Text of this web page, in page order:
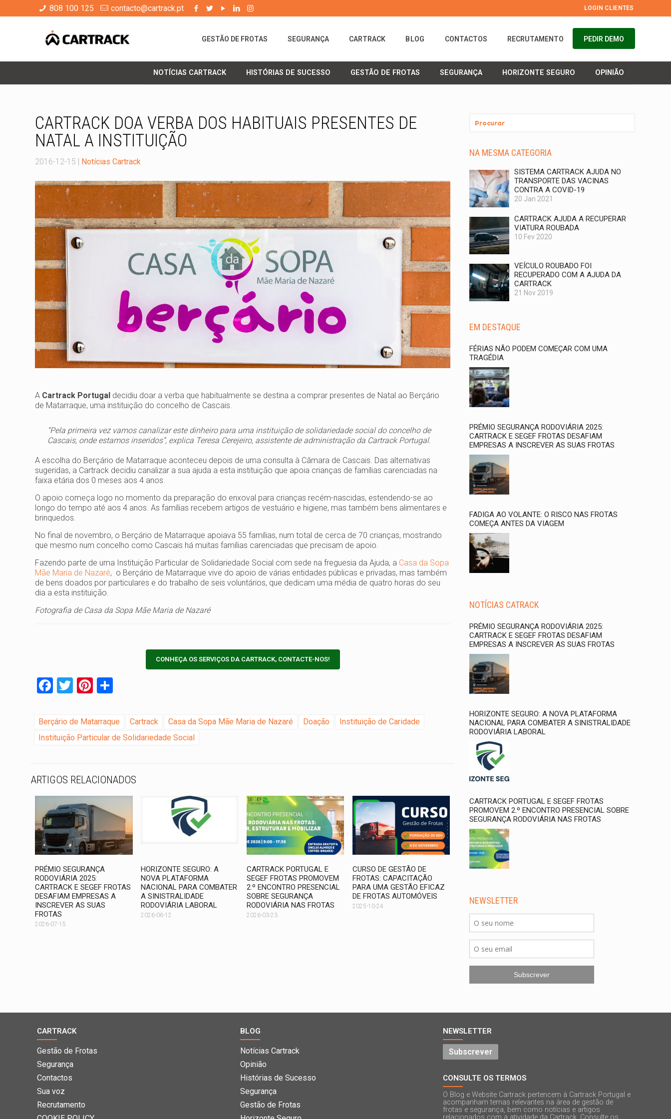
808 100 125 contacto@cartrack.pt LOGIN CLIENTES
GESTÃO DE FROTAS SEGURANÇA CARTRACK BLOG
NOTÍCIAS CARTRACK HISTÓRIAS DE SUCESSO GESTÃO DE FROTAS SEGURANÇA HORIZONTE SEGURO OPINIÃO
CONTACTOS RECRUTAMENTO PEDIR DEMO
CARTRACK DOA VERBA DOS HABITUAIS PRESENTES DE
NATAL A INSTITUIÇÃO
2016-12-15 | Notícias Cartrack
A Cartrack Portugal decidiu doar a verba que habitualmente se destina a comprar presentes de Natal ao Berçário
de Matarraque, uma instituição do concelho de Cascais.
“Pela primeira vez vamos canalizar este dinheiro para uma instituição de solidariedade social do concelho de
Cascais, onde estamos inseridos”, explica Teresa Cerejeiro, assistente de administração da Cartrack Portugal.
A escolha do Berçário de Matarraque aconteceu depois de uma consulta à Câmara de Cascais. Das alternativas
sugeridas, a Cartrack decidiu canalizar a sua ajuda a esta instituição que apoia crianças de famílias carenciadas na
faixa etária dos 0 meses aos 4 anos.
O apoio começa logo no momento da preparação do enxoval para crianças recém-nascidas, estendendo-se ao
longo do tempo até aos 4 anos. As famílias recebem artigos de vestuário e higiene, mas também bens alimentares e
brinquedos.
No final de novembro, o Berçário de Matarraque apoiava 55 famílias, num total de cerca de 70 crianças, mostrando
que mesmo num concelho como Cascais há muitas famílias carenciadas que precisam de apoio.
Fazendo parte de uma Instituição Particular de Solidariedade Social com sede na freguesia da Ajuda, a Casa da Sopa
Mãe Maria de Nazaré, o Berçário de Matarraque vive do apoio de várias entidades públicas e privadas, mas também
de bens doados por particulares e do trabalho de seis voluntários, que dedicam uma média de quatro horas do seu
dia a esta instituição.
Fotografia de Casa da Sopa Mãe Maria de Nazaré
CONHEÇA OS SERVIÇOS DA CARTRACK, CONTACTE-NOS!
Facebook
TwitterPinterest
Berçário de Matarraque Cartrack Casa da Sopa Mãe Maria de Nazaré Doação
Instituição de Caridade
Instituição Particular de Solidariedade Social
ARTIGOS RELACIONADOS
PRÉMIO SEGURANÇA
RODOVIÁRIA 2025:
CARTRACK E SEGEF FROTAS
DESAFIAM EMPRESAS A
INSCREVER AS SUAS
FROTAS
2026-07-15
HORIZONTE SEGURO: A
NOVA PLATAFORMA
NACIONAL PARA COMBATER
A SINISTRALIDADE
RODOVIÁRIA LABORAL
2026-06-12
CARTRACK PORTUGAL E
SEGEF FROTAS PROMOVEM
2.º ENCONTRO PRESENCIAL
SOBRE SEGURANÇA
RODOVIÁRIA NAS FROTAS
2026-03-23
CURSO DE GESTÃO DE
FROTAS: CAPACITAÇÃO
PARA UMA GESTÃO EFICAZ
DE FROTAS AUTOMÓVEIS
2025-10-24
NA MESMA CATEGORIA
SISTEMA CARTRACK AJUDA NO
TRANSPORTE DAS VACINAS
CONTRA A COVID-19
20 Jan 2021
CARTRACK AJUDA A RECUPERAR
VIATURA ROUBADA
10 Fev 2020
VEÍCULO ROUBADO FOI
RECUPERADO COM A AJUDA DA
CARTRACK
21 Nov 2019
EM DESTAQUE
FÉRIAS NÃO PODEM COMEÇAR COM UMA
TRAGÉDIA
PRÉMIO SEGURANÇA RODOVIÁRIA 2025:
CARTRACK E SEGEF FROTAS DESAFIAM
EMPRESAS A INSCREVER AS SUAS FROTAS
FADIGA AO VOLANTE: O RISCO NAS FROTAS
COMEÇA ANTES DA VIAGEM
NOTÍCIAS CATRACK
PRÉMIO SEGURANÇA RODOVIÁRIA 2025:
CARTRACK E SEGEF FROTAS DESAFIAM
EMPRESAS A INSCREVER AS SUAS FROTAS
HORIZONTE SEGURO: A NOVA PLATAFORMA
NACIONAL PARA COMBATER A SINISTRALIDADE
RODOVIÁRIA LABORAL
CARTRACK PORTUGAL E SEGEF FROTAS
PROMOVEM 2.º ENCONTRO PRESENCIAL SOBRE
SEGURANÇA RODOVIÁRIA NAS FROTAS
NEWSLETTER
CARTRACK
Gestão de Frotas
Segurança
Contactos
Sua voz
Recrutamento
BLOG
Notícias Cartrack
Opinião
Histórias de Sucesso
Segurança
Gestão de Frotas
NEWSLETTER
Subscrever
CONSULTE OS TERMOS
O Blog e Website Cartrack pertencem à Cartrack Portugal e
acompanham temas relevantes na área de gestão de
frotas e segurança, bem como notícias e artigos
relacionados com a atividade da Cartrack. Consulte os